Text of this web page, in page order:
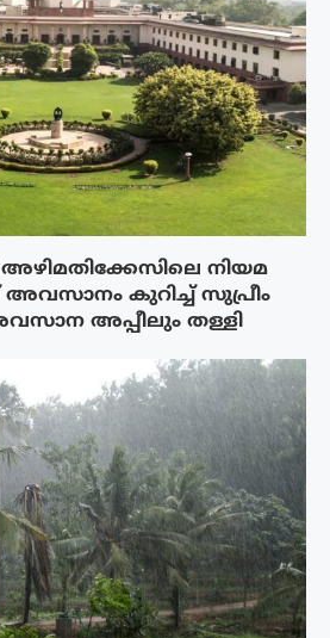
നിയമ
കുറിച്ച് സുപ്രീം
അപ്പീലും തള്ളി